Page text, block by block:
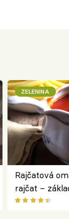
ZELENINA
Rajčatová
rajčat –